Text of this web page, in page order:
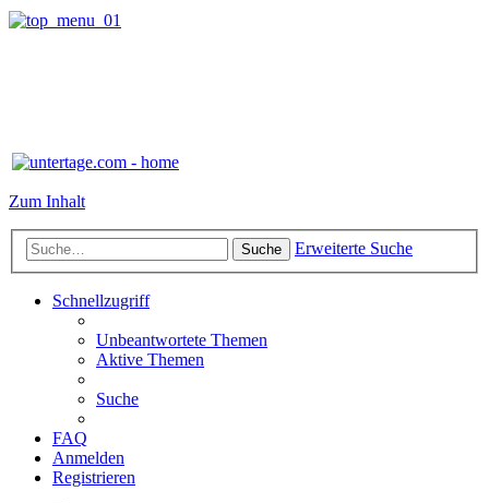
Zum Inhalt
Suche Erweiterte Suche
Schnellzugriff
Unbeantwortete Themen
Aktive Themen
Suche
FAQ
Anmelden
Registrieren